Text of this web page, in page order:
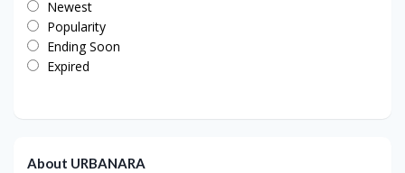
Newest
Popularity
Ending Soon
Expired
About URBANARA